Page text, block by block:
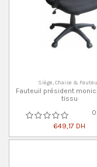
Siège, Chaise &
Fauteuil président
tissu
649,17 DH